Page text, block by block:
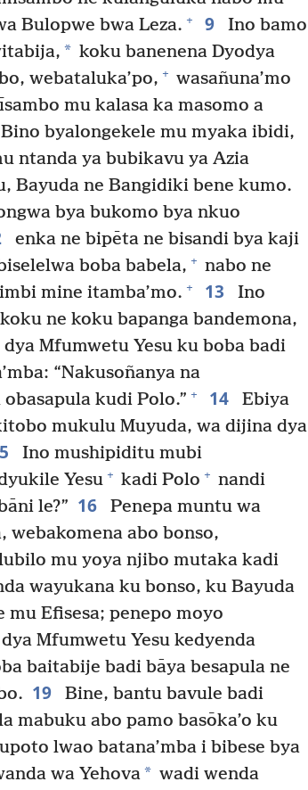
Bulopwe bwa Leza. + 9
Ino bamo
* koku banenena Dyodya
webataluka’po, + wasañuna’mo
mu kalasa ka masomo a
Bino byalongekele mu myaka ibidi,
ntanda ya bubikavu ya Azia
Bayuda ne Bangidiki bene kumo.
bya bukomo bya nkuo
enka ne bipēta ne bisandi bya kaji
boba babela, + nabo ne
mine itamba’mo. + 13
Ino
ne koku bapanga bandemona,
Mfumwetu Yesu ku boba badi
“Nakusoñanya na
kudi Polo.” + 14
Ebiya
mukulu Muyuda, wa dijina dya
Ino mushipiditu mubi
Yesu + kadi Polo + nandi
le?” 16
Penepa muntu wa
abo bonso,
mu yoya njibo mutaka kadi
wayukana ku bonso, ku Bayuda
Efisesa; penepo moyo
Mfumwetu Yesu kedyenda
baitabije badi bāya besapula ne
19
Bine, bantu bavule badi
mabuku abo pamo basōka’o ku
lwao batana’mba i bibese bya
wa Yehova* wadi wenda